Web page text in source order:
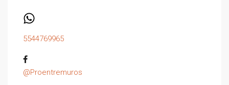
5544769965
@Proentremuros